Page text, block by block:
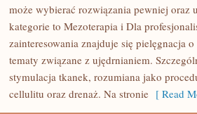
może wybierać rozwiązania pewniej oraz
kategorie to Mezoterapia i Dla
zainteresowania znajduje się pielęgnacja
tematy związane z ujędrnianiem.
stymulacja tkanek, rozumiana jako
cellulitu oraz drenaż. Na stronie [ Read